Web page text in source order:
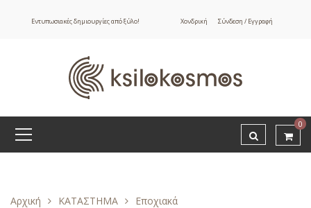
Εντυπωσιακές δημιουργίες από ξύλο! Χονδρική Σύνδεση / Εγγραφή
0
Αρχική ΚΑΤΑΣΤΗΜΑ
Εποχιακά